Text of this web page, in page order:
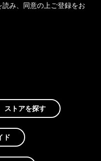
読み、同意の上ご登録をお
ストアを探す
ド